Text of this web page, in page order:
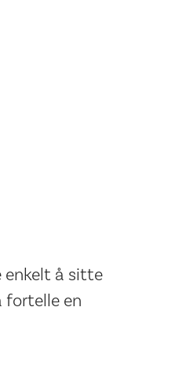
enkelt å sitte
fortelle en